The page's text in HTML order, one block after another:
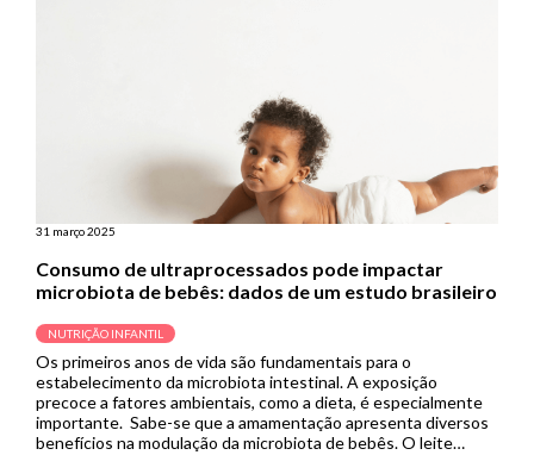
31 março 2025
Consumo de ultraprocessados pode impactar
microbiota de bebês: dados de um estudo brasileiro
NUTRIÇÃO INFANTIL
Os primeiros anos de vida são fundamentais para o
estabelecimento da microbiota intestinal. A exposição
precoce a fatores ambientais, como a dieta, é especialmente
importante. Sabe-se que a amamentação apresenta diversos
benefícios na modulação da microbiota de bebês. O leite